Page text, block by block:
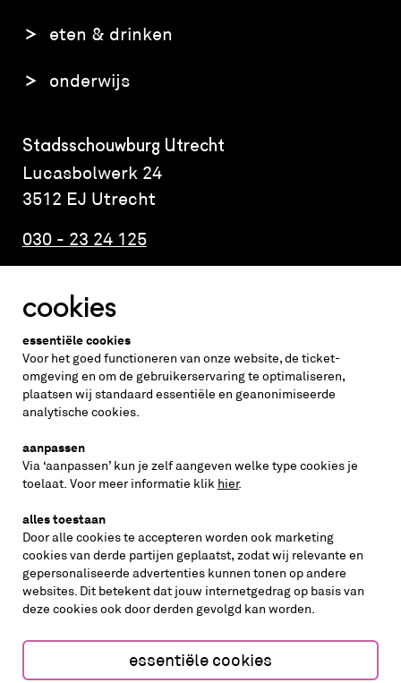
eten & drinken
onderwijs
Stadsschouwburg Utrecht
Lucasbolwerk 24
3512 EJ Utrecht
030 - 23 24 125
Altijd weten wat er speelt?
vraag de nieuwsbrief aan
inschrijven
volg ons op
cookies aanpassen cookies/privacy
cookies
essentiële cookies
Voor het goed functioneren van onze website, de ticket-
omgeving en om de gebruikerservaring te optimaliseren,
plaatsen wij standaard essentiële en geanonimiseerde
analytische cookies.
aanpassen
Via ‘aanpassen’ kun je zelf aangeven welke type cookies je
toelaat. Voor meer informatie klik hier.
alles toestaan
Door alle cookies te accepteren worden ook marketing
cookies van derde partijen geplaatst, zodat wij relevante en
gepersonaliseerde advertenties kunnen tonen op andere
websites. Dit betekent dat jouw internetgedrag op basis van
deze cookies ook door derden gevolgd kan worden.
essentiële cookies